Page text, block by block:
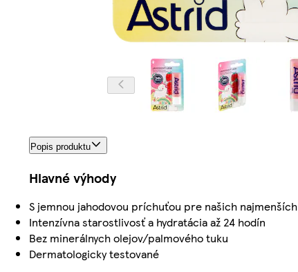
Popis produktu
Hlavné výhody
S jemnou jahodovou príchuťou pre našich najmenších
Intenzívna starostlivosť a hydratácia až 24 hodín
Bez minerálnych olejov/palmového tuku
Dermatologicky testované